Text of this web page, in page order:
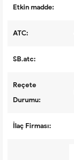
Etkin madde:
ATC:
SB.atc:
Reçete
Durumu:
İlaç Firması: